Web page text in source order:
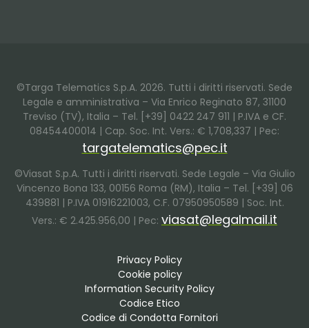
©Targa Telematics S.p.A. 2026. Tutti i diritti riservati. Sede
Legale e amministrativa – Via Enrico Reginato 87, 31100
Treviso (TV), Italia – Tel. [+39] 0422 247 911 | P.IVA e CF.
08454400014 | Cap. Soc. Int. Vers.: € 1,708,337 | Pec:
targatelematics@pec.it
©Viasat S.p.A. Tutti i diritti riservati. Sede Legale – Via Giulio
Vincenzo Bona 133, 00156 Roma (RM), Italia – Tel. [+39] 06
439881 | P.IVA 01916221003, C.F. 07950950589 | Soc. Int.
Vers.: € 2.425.956,00 | Pec: viasat@legalmail.it
Privacy Policy
Cookie policy
Information Security Policy
Codice Etico
Codice di Condotta Fornitori